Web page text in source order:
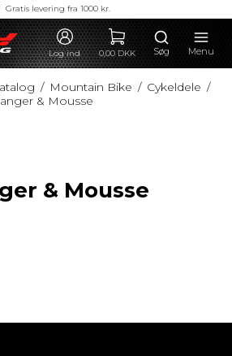
Gratis levering fra 1000 kr.
Log ind 0,00 DKK Søg Menu
/ Mountain Bike / Cykeldele /
& Mousse
& Mousse